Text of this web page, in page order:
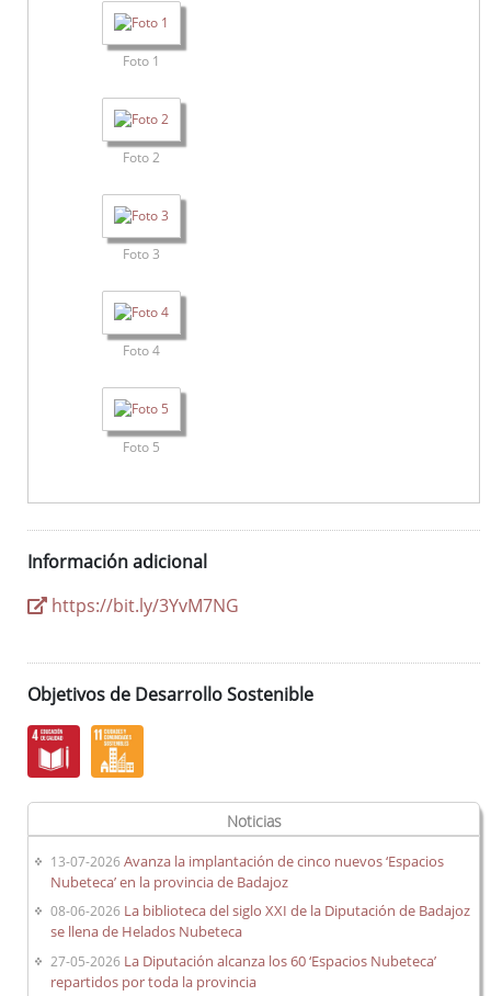
Foto 1
Foto 2
Foto 3
Foto 4
Foto 5
Información adicional
https://bit.ly/3YvM7NG
Objetivos de Desarrollo Sostenible
Noticias
13-07-2026 Avanza la implantación de cinco nuevos ‘Espacios
Nubeteca’ en la provincia de Badajoz
08-06-2026 La biblioteca del siglo XXI de la Diputación de Badajoz
se llena de Helados Nubeteca
27-05-2026 La Diputación alcanza los 60 ‘Espacios Nubeteca’
repartidos por toda la provincia